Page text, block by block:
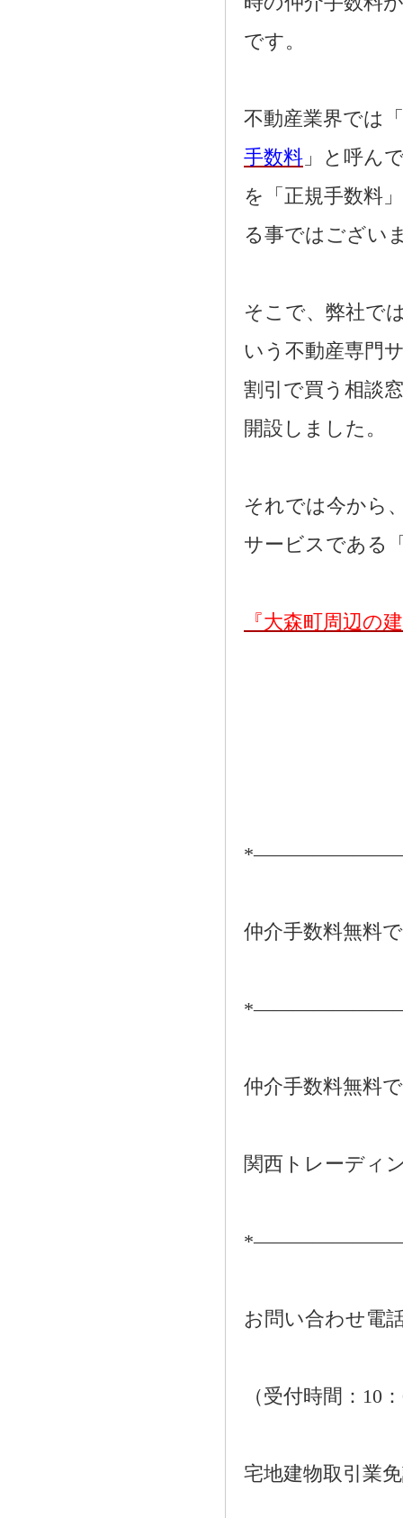
です。
不動産業界では
手数料 」と呼ん
を「正規手数料
る事ではござい
そこで、弊社で
いう不動産専門
割引で買う相談
開設しました。
それでは今から
サービスである
『大森町周辺の
仲介手数料無料
仲介手数料無料
関西トレーディ
お問い合わせ電
（受付時間：10
宅地建物取引業